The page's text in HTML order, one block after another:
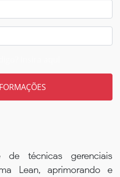
de técnicas gerenciais
Lean, aprimorando e